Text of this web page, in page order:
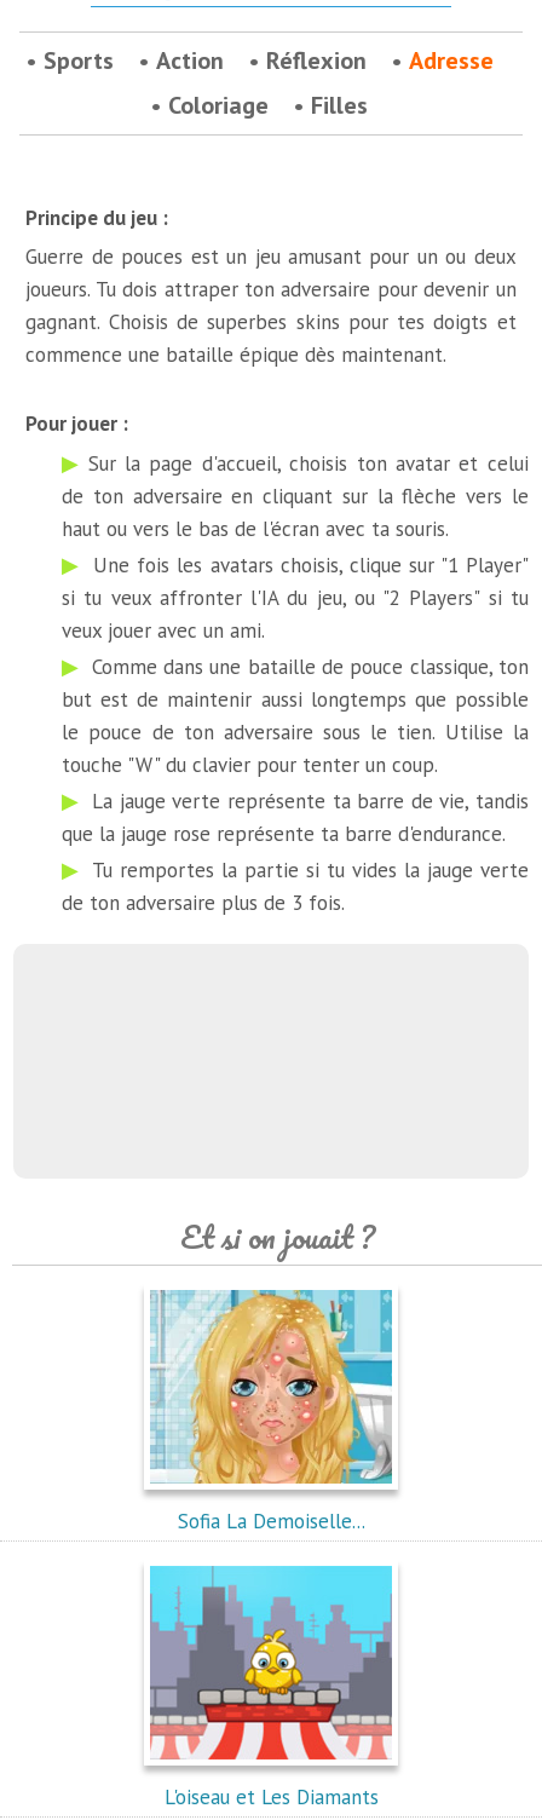
Sports Action Réflexion
Adresse
Coloriage
Filles
Principe du jeu :
Guerre de pouces est un jeu amusant pour un ou deux
joueurs. Tu dois attraper ton adversaire pour devenir un
gagnant. Choisis de superbes skins pour tes doigts et
commence une bataille épique dès maintenant.
Pour jouer :
Sur la page d'accueil, choisis ton avatar et celui
de ton adversaire en cliquant sur la flèche vers le
haut ou vers le bas de l'écran avec ta souris.
Une fois les avatars choisis, clique sur "1 Player"
si tu veux affronter l'IA du jeu, ou "2 Players" si tu
veux jouer avec un ami.
Comme dans une bataille de pouce classique, ton
but est de maintenir aussi longtemps que possible
le pouce de ton adversaire sous le tien. Utilise la
touche "W" du clavier pour tenter un coup.
La jauge verte représente ta barre de vie, tandis
que la jauge rose représente ta barre d'endurance.
Tu remportes la partie si tu vides la jauge verte
de ton adversaire plus de 3 fois.
Et si on jouait ?
Sofia La Demoiselle...
L'oiseau et Les Diamants